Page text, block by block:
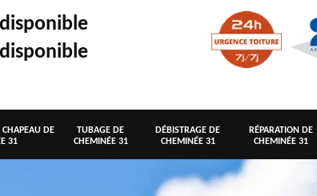
CHAPEAU DE
31
TUBAGE DE
CHEMINÉE 31
DÉBISTRAGE DE
CHEMINÉE 31
RÉPARATION DE
CHEMINÉE 31